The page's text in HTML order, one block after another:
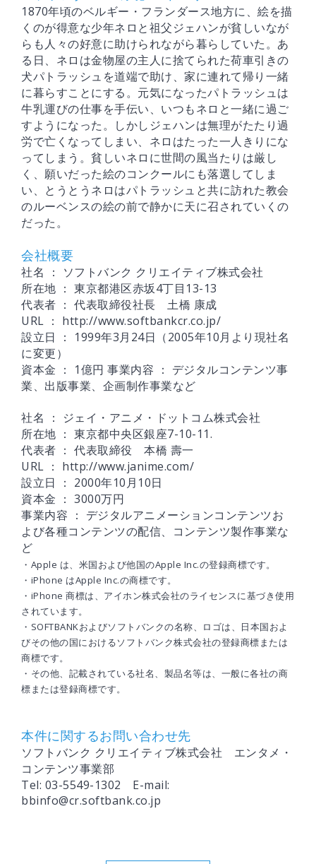
1870年頃のベルギー・フランダース地方に、絵を描
くのが得意な少年ネロと祖父ジェハンが貧しいなが
らも人々の好意に助けられながら暮らしていた。あ
る日、ネロは金物屋の主人に捨てられた荷車引きの
犬パトラッシュを道端で助け、家に連れて帰り一緒
に暮らすことにする。元気になったパトラッシュは
牛乳運びの仕事を手伝い、いつもネロと一緒に過ご
すようになった。しかしジェハンは無理がたたり過
労で亡くなってしまい、ネロはたった一人きりにな
ってしまう。貧しいネロに世間の風当たりは厳し
く、願いだった絵のコンクールにも落選してしま
い、とうとうネロはパトラッシュと共に訪れた教会
のルーベンスの絵の前で静かに天に召されていくの
だった。
会社概要
社名 ： ソフトバンク クリエイティブ株式会社
所在地 ： 東京都港区赤坂4丁目13-13
代表者 ： 代表取締役社長 土橋 康成
URL ： http://www.softbankcr.co.jp/
設立日 ： 1999年3月24日（2005年10月より現社名
に変更）
資本金 ： 1億円 事業内容 ： デジタルコンテンツ事
業、出版事業、企画制作事業など
社名 ： ジェイ・アニメ・ドットコム株式会社
所在地 ： 東京都中央区銀座7-10-11.
代表者 ： 代表取締役 本橋 壽一
URL ： http://www.janime.com/
設立日 ： 2000年10月10日
資本金 ： 3000万円
事業内容 ： デジタルアニメーションコンテンツお
よび各種コンテンツの配信、コンテンツ製作事業な
ど
・Apple は、米国および他国のApple Inc.の登録商標です。
・iPhone はApple Inc.の商標です。
・iPhone 商標は、アイホン株式会社のライセンスに基づき使用
されています。
・SOFTBANKおよびソフトバンクの名称、ロゴは、日本国およ
びその他の国におけるソフトバンク株式会社の登録商標または
商標です。
・その他、記載されている社名、製品名等は、一般に各社の商
標または登録商標です。
本件に関するお問い合わせ先
ソフトバンク クリエイティブ株式会社 エンタメ・
コンテンツ事業部
Tel: 03-5549-1302 E-mail:
bbinfo@cr.softbank.co.jp